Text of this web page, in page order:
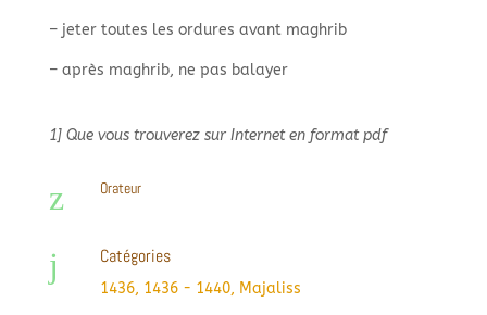
–jeter toutes les ordures avant maghrib
–après maghrib, ne pas balayer
1] Que vous trouverez sur Internet en format pdf
z Orateur
j Catégories
1436, 1436 - 1440, Majaliss